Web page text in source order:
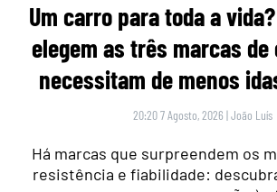
Um carro para toda a
elegem as três marcas
necessitam de menos
20:20 7 Agosto, 2026 |João Luís
Há marcas que surpreendem os
resistência e fiabilidade: